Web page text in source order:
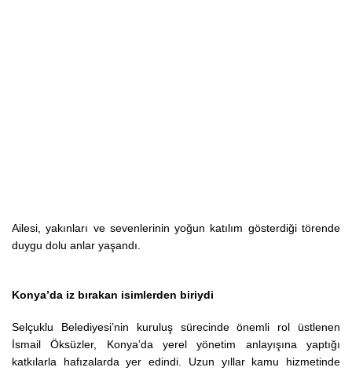
Ailesi, yakınları ve sevenlerinin yoğun katılım gösterdiği törende
duygu dolu anlar yaşandı.
Konya’da iz bırakan isimlerden biriydi
Selçuklu Belediyesi’nin kuruluş sürecinde önemli rol üstlenen
İsmail Öksüzler, Konya’da yerel yönetim anlayışına yaptığı
katkılarla hafızalarda yer edindi. Uzun yıllar kamu hizmetinde